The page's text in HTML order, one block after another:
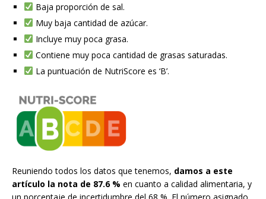
Baja proporción de sal.
Muy baja cantidad de azúcar.
Incluye muy poca grasa.
Contiene muy poca cantidad de grasas saturadas.
La puntuación de NutriScore es ‘B’.
Reuniendo todos los datos que tenemos, damos a este
artículo la nota de 87.6 % en cuanto a calidad alimentaria, y